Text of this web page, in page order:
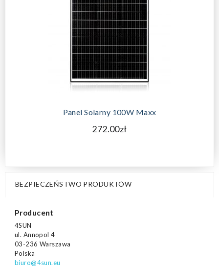
Panel Solarny 100W Maxx
272.00zł
BEZPIECZEŃSTWO PRODUKTÓW
Producent
4SUN
ul. Annopol 4
03-236 Warszawa
Polska
biuro@4sun.eu